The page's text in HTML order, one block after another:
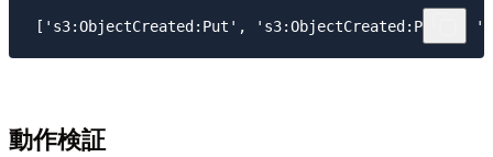
動作検証